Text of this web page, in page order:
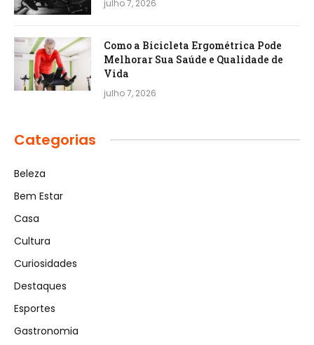
julho 7, 2026
Como a Bicicleta Ergométrica Pode
Melhorar Sua Saúde e Qualidade de
Vida
julho 7, 2026
Categorias
Beleza
Bem Estar
Casa
Cultura
Curiosidades
Destaques
Esportes
Gastronomia